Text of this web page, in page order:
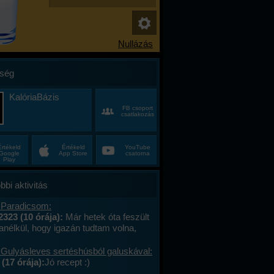
KalóriaBázis
FB csoport
csatlakozás
Play
Értékeld
App Store
YouTube
csatorna
aktivitás
(10 órája): Már hetek óta feszült
hogy igazán tudtam volna,
éveim közepén egyszer csak
minden, ami régen izgalmas
sertéshúsból galuskával:
órája):Jó recept :)